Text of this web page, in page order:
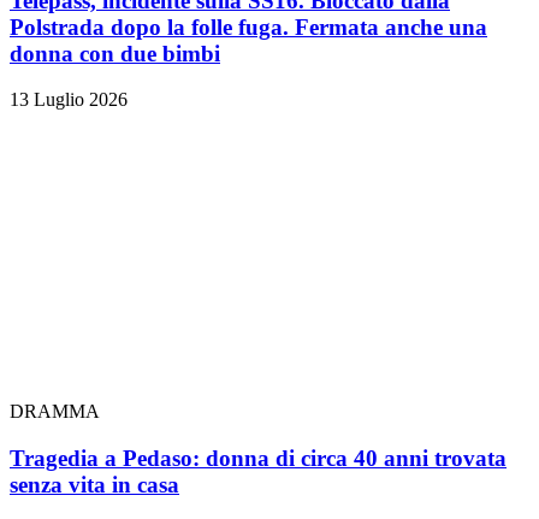
Polstrada dopo la folle fuga. Fermata anche una
donna con due bimbi
13 Luglio 2026
DRAMMA
Tragedia a Pedaso: donna di circa 40 anni trovata
senza vita in casa